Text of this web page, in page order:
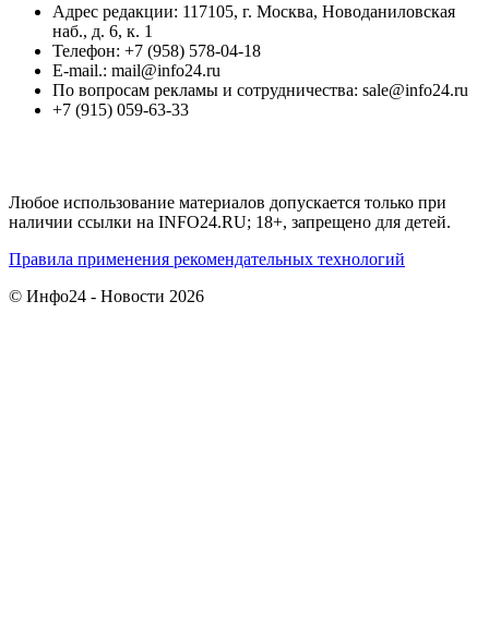
Адрес редакции: 117105, г. Москва, Новоданиловская
наб., д. 6, к. 1
Телефон: +7 (958) 578-04-18
E-mail.: mail@info24.ru
По вопросам рекламы и сотрудничества: sale@info24.ru
+7 (915) 059-63-33
Любое использование материалов допускается только при
наличии ссылки на INFO24.RU; 18+, запрещено для детей.
Правила применения рекомендательных технологий
© Инфо24 - Новости 2026